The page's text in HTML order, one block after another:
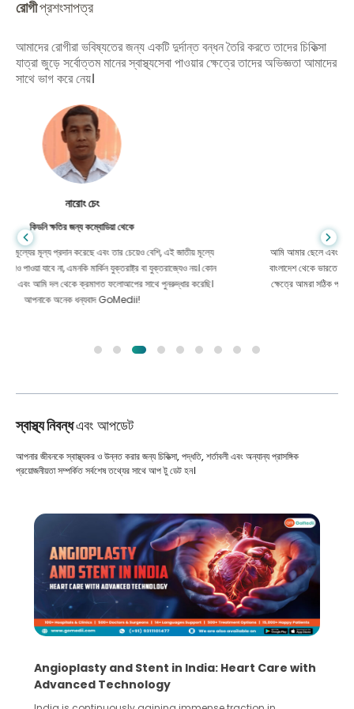
রোগীপ্রশংসাপত্র
আমাদের রোগীরা ভবিষ্যতের জন্য একটি দুর্দান্ত বন্ধন তৈরি করতে তাদের চিকিত্সা
যাত্রা জুড়ে সর্বোত্তম মানের স্বাস্থ্যসেবা পাওয়ার ক্ষেত্রে তাদের অভিজ্ঞতা আমাদের
সাথে ভাগ করে নেয়।
গ্যাস্ট্রোএন্টারোলজির জন্য বাংলাদেশ থেকে
আমি আমার ছেলে এবং GoMedii-এর উজ্জ্বল দলকে ধন্যবাদ জানাই যারা চিকিৎসার জন্য
বাংলাদেশ থেকে ভারতে আমার যাত্রায় আমাকে সাহায্য করেছিল। GoMedii বেছে নেওয়ার
ক্ষেত্রে আমরা সঠিক পছন্দ করেছি। চিকিৎসার পরও তারা আমাদের সঙ্গে দারুণ বন্ধন রেখেছেন
স্বাস্থ্য নিবন্ধএবং আপডেট
আপনার জীবনকে স্বাস্থ্যকর ও উন্নত করার জন্য চিকিত্সা, পদ্ধতি, শর্তাবলী এবং অন্যান্য প্রাসঙ্গিক
প্রয়োজনীয়তা সম্পর্কিত সর্বশেষ তথ্যের সাথে আপ টু ডেট হন।
Angioplasty and Stent in India: Heart Care with
Advanced Technology